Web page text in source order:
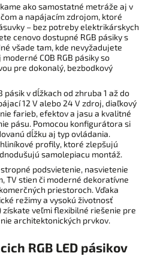
ako samostatné metráže aj v
a napájacím zdrojom, ktoré
– bez potreby elektrikárskych
cenovo dostupné RGB pásiky s
všade tam, kde nevyžadujete
COB RGB pásiky so
pre dokonalý, bezbodkový
pásik v dĺžkach od zhruba 1 až do
12 V alebo 24 V zdroj, diaľkový
farieb, efektov a jasu a kvalitné
pásu. Pomocou konfigurátora si
dĺžku aj typ ovládania.
profily, ktoré zlepšujú
samolepiacu montáž.
stropné podsvietenie, nasvietenie
TV stien či moderné dekoratívne
priestoroch. Vďaka
režimy a vysokú životnosť
získate veľmi flexibilné riešenie pre
architektonických prvkov.
RGB LED pásikov